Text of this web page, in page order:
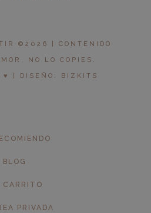
©2026 | CONTENIDO
NO LO COPIES.
♥︎ | DISEÑO: BIZKITS
BLOG
CARRITO
PRIVADA